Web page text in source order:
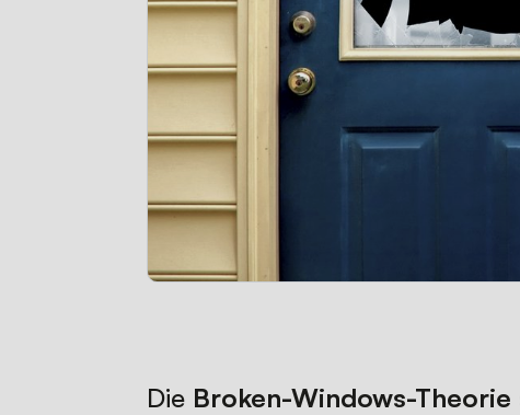
Die Broken-Windows-Theorie